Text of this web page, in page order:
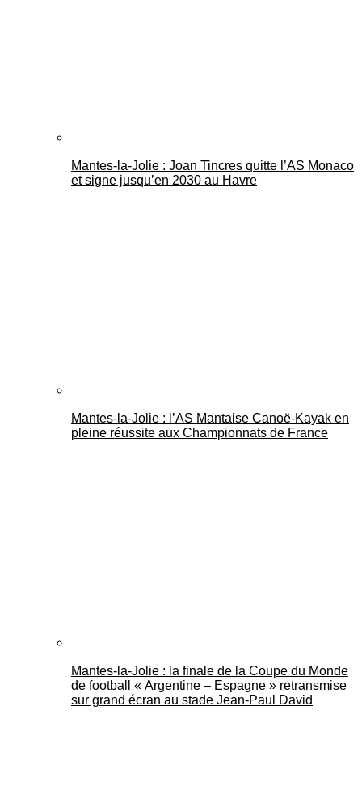
Mantes-la-Jolie : Joan Tincres quitte l’AS Monaco
et signe jusqu’en 2030 au Havre
Mantes-la-Jolie : l’AS Mantaise Canoë‑Kayak en
pleine réussite aux Championnats de France
Mantes-la-Jolie : la finale de la Coupe du Monde
de football « Argentine – Espagne » retransmise
sur grand écran au stade Jean-Paul David